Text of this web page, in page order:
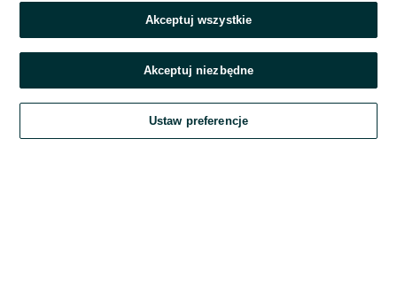
Zaloguj się
Kontynuując za pośrednictwem jednego z dostawców wskazanych powyżej,
OLX.pl w jego aktualnym brzmieniu.
Akceptuj wszystkie
Akceptuj niezbędne
Ustaw preferencje